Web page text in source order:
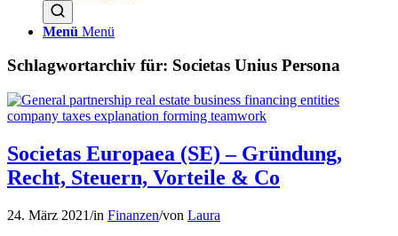
Menü Menü
Schlagwortarchiv für: Societas Unius Persona
Societas Europaea (SE) – Gründung,
Recht, Steuern, Vorteile & Co
24. März 2021/in Finanzen/von Laura